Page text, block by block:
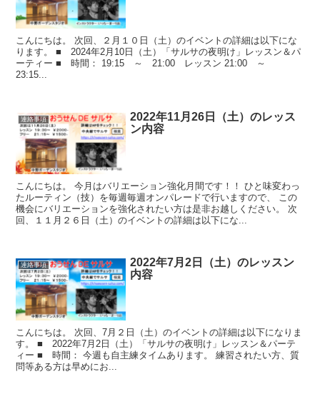
こんにちは。 次回、２月１０日（土）のイベントの詳細は以下にな
ります。 ■ 2024年2月10日（土）「サルサの夜明け」レッスン＆パ
ーティー ■ 時間： 19:15 ～ 21:00 レッスン 21:00 ～
23:15...
連絡事項
2022年11月26日（土）のレッス
ン内容
こんにちは。 今月はバリエーション強化月間です！！ ひと味変わっ
たルーティン（技）を毎週毎週オンパレードで行いますので、 この
機会にバリエーションを強化されたい方は是非お越しください。 次
回、１１月２６日（土）のイベントの詳細は以下にな...
連絡事項
2022年7月2日（土）のレッスン
内容
こんにちは。 次回、7月２日（土）のイベントの詳細は以下になりま
す。 ■ 2022年7月2日（土）「サルサの夜明け」レッスン＆パーテ
ィー ■ 時間： 今週も自主練タイムあります。 練習されたい方、質
問等ある方は早めにお...